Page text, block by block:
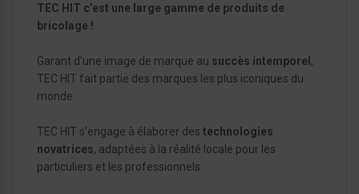
TEC HIT c’est une large gamme de produits de
bricolage !
Garant d’une image de marque au succès intemporel ,
TEC HIT fait partie des marques les plus iconiques du
monde.
TEC HIT s’engage à élaborer des technologies
novatrices, adaptées à la réalité locale pour les
particuliers et les professionnels.